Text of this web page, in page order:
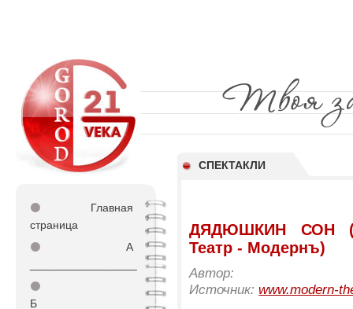
СПЕКТАКЛИ
⚫
Главная
страница
⚫
А
⚫
Б_________________
ДЯДЮШКИН СОН
Театр - Модернъ)
Автор:
Источник:www.modern-